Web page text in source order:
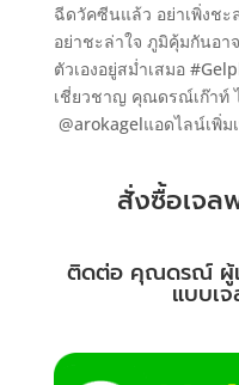
ฉีดวัคซีนแล้ว อย่าเพิ่งชะ
อย่าชะล่าใจ ภูมิคุ้มกันอา
ตัวเองอยู่สม่ำเสมอ
เชี่ยวชาญ คุณดรณ์เก๊าท์
@arokagelแอดไลน์เพิ่มเ
สั่งซื้อเจล
ติดต่อ คุณดรณ์ ผู้เ
แบบเ